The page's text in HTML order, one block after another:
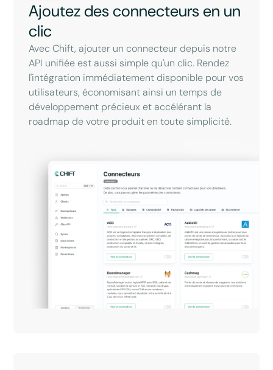
Ajoutez des connecteurs en un
clic
Avec Chift, ajouter un connecteur depuis notre
API unifiée est aussi simple qu'un clic. Rendez
l'intégration immédiatement disponible pour vos
utilisateurs, économisant ainsi un temps de
développement précieux et accélérant la
roadmap de votre produit en toute simplicité.